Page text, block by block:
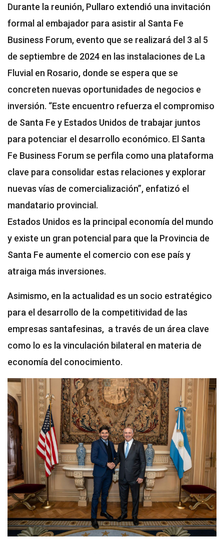
Durante la reunión, Pullaro extendió una invitación
formal al embajador para asistir al Santa Fe
Business Forum, evento que se realizará del 3 al 5
de septiembre de 2024 en las instalaciones de La
Fluvial en Rosario, donde se espera que se
concreten nuevas oportunidades de negocios e
inversión. “Este encuentro refuerza el compromiso
de Santa Fe y Estados Unidos de trabajar juntos
para potenciar el desarrollo económico. El Santa
Fe Business Forum se perfila como una plataforma
clave para consolidar estas relaciones y explorar
nuevas vías de comercialización”, enfatizó el
mandatario provincial.
Estados Unidos es la principal economía del mundo
y existe un gran potencial para que la Provincia de
Santa Fe aumente el comercio con ese país y
atraiga más inversiones.
Asimismo, en la actualidad es un socio estratégico
para el desarrollo de la competitividad de las
empresas santafesinas, a través de un área clave
como lo es la vinculación bilateral en materia de
economía del conocimiento.